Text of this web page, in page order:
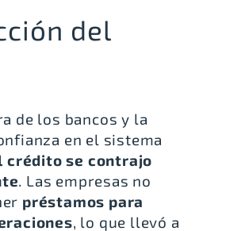
del
de los bancos y la
en el sistema
crédito se contrajo
. Las empresas no
préstamos para
, lo que llevó a